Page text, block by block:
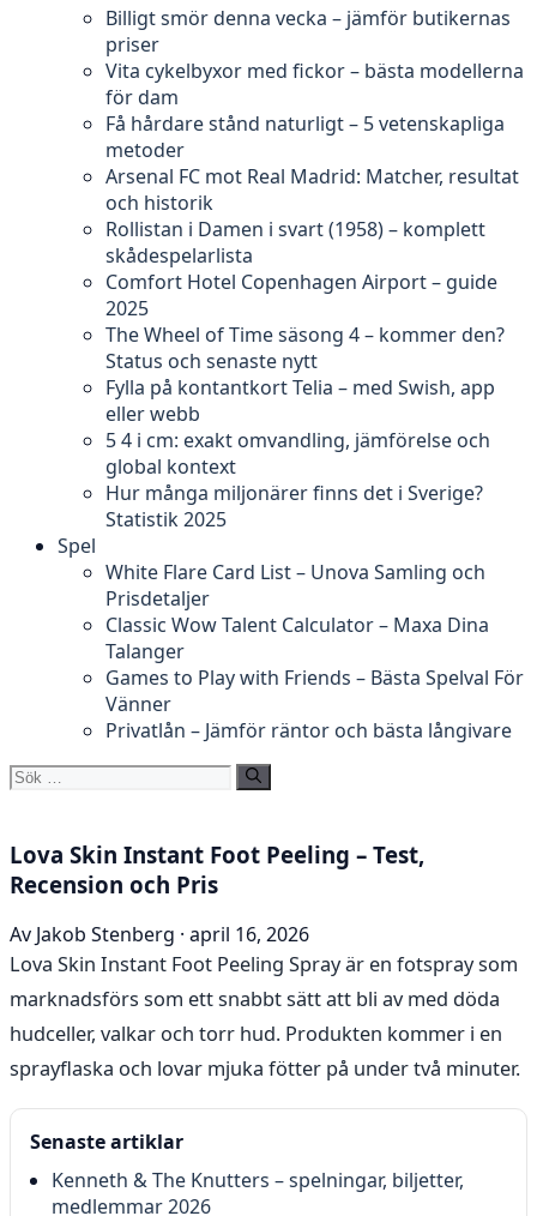
Billigt smör denna vecka – jämför butikernas
priser
Vita cykelbyxor med fickor – bästa modellerna
för dam
Få hårdare stånd naturligt – 5 vetenskapliga
metoder
Arsenal FC mot Real Madrid: Matcher, resultat
och historik
Rollistan i Damen i svart (1958) – komplett
skådespelarlista
Comfort Hotel Copenhagen Airport – guide
2025
The Wheel of Time säsong 4 – kommer den?
Status och senaste nytt
Fylla på kontantkort Telia – med Swish, app
eller webb
5 4 i cm: exakt omvandling, jämförelse och
global kontext
Hur många miljonärer finns det i Sverige?
Statistik 2025
Spel
White Flare Card List – Unova Samling och
Prisdetaljer
Classic Wow Talent Calculator – Maxa Dina
Talanger
Games to Play with Friends – Bästa Spelval För
Vänner
Privatlån – Jämför räntor och bästa långivare
Sök
Lova Skin Instant Foot Peeling – Test,
Recension och Pris
Av Jakob Stenberg · april 16, 2026
Lova Skin Instant Foot Peeling Spray är en fotspray som
marknadsförs som ett snabbt sätt att bli av med döda
hudceller, valkar och torr hud. Produkten kommer i en
sprayflaska och lovar mjuka fötter på under två minuter.
Senaste artiklar
Kenneth & The Knutters – spelningar, biljetter,
medlemmar 2026